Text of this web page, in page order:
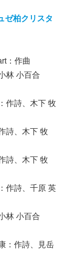
ゼ柏クリスタ
作曲
小百合
木下 牧
木下 牧
木下 牧
、千原 英
小百合
詩、見岳